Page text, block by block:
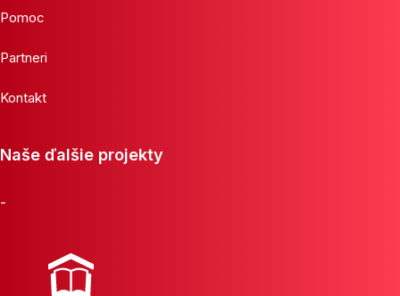
Pomoc
Partneri
Kontakt
Naše ďalšie projekty
-